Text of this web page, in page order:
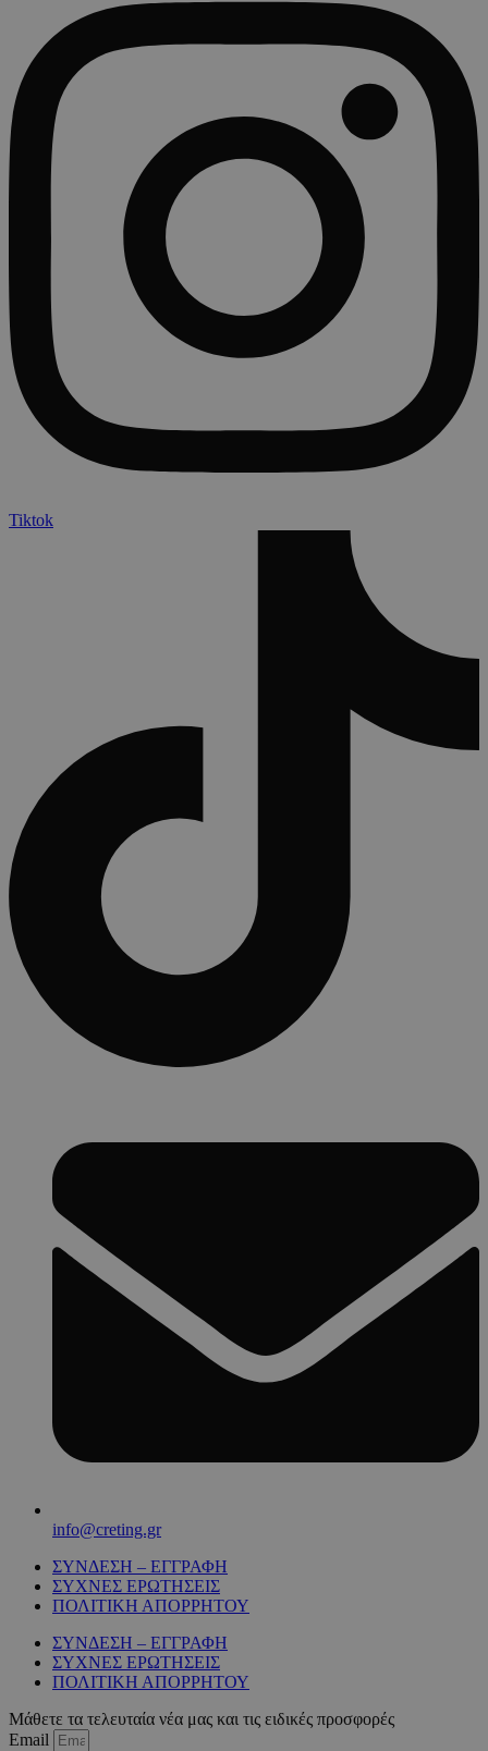
Tiktok
info@creting.gr
ΣΥΝΔΕΣΗ – ΕΓΓΡΑΦΗ
ΣΥΧΝΕΣ ΕΡΩΤΗΣΕΙΣ
ΠΟΛΙΤΙΚΗ ΑΠΟΡΡΗΤΟΥ
ΣΥΝΔΕΣΗ – ΕΓΓΡΑΦΗ
ΣΥΧΝΕΣ ΕΡΩΤΗΣΕΙΣ
ΠΟΛΙΤΙΚΗ ΑΠΟΡΡΗΤΟΥ
Μάθετε τα τελευταία νέα μας και τις ειδικές προσφορές
Email